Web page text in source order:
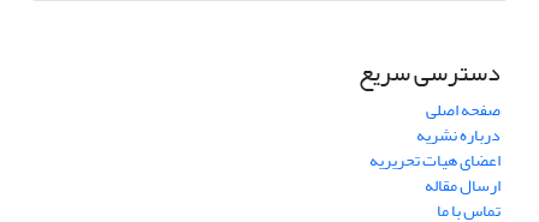
دسترسی سریع
صفحه اصلی
درباره نشریه
اعضای هیات تحریریه
ارسال مقاله
تماس با ما